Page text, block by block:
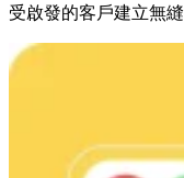
受啟發的客戶建立無